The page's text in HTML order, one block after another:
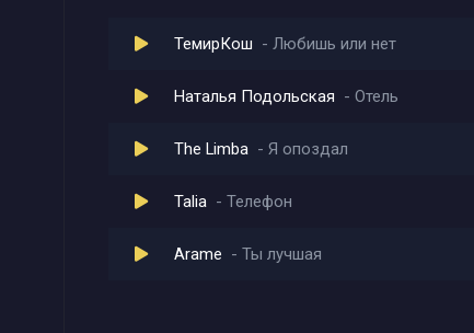
ТемирКош Любишь или нет
Наталья Подольская Отель
The Limba Я опоздал
Talia Телефон
Arame Ты лучшая